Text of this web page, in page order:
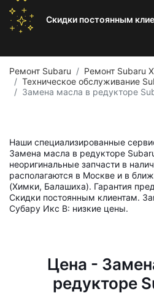
Скидки постоянным
Ремонт Subaru
Ремонт Subaru
Техническое обслуживание
Замена масла в редукторе
Наши специализированные
Замена масла в редукторе
неоригинальные запчасти в
располагаются в Москве и в
(Химки, Балашиха). Гарантия
Скидки постоянным клиентам.
Субару Икс В: низкие цены.
Цена -
редукторе